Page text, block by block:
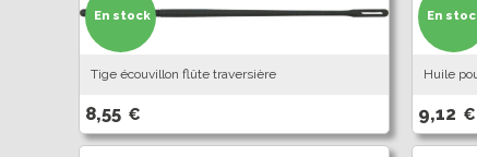
Tige écouvillon flûte traversière
8,55 €
En stock
Huile
9,12 €
En